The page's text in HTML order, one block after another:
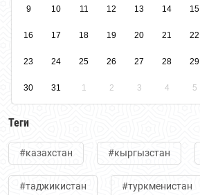
9 10 11 12 13 14 15
16 17 18 19 20 21 22
23 24 25 26 27 28 29
30 31 1 2 3 4 5
Теги
#казахстан #кыргызстан
#таджикистан #туркменистан